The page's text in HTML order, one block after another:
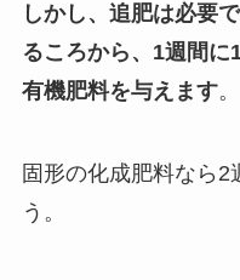
しかし、追肥は必要
るころから、1週間
有機肥料を与えます。
固形の化成肥料なら2
う。